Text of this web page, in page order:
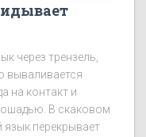
через трензель,
вываливается
на контакт и
В скаковом
язык перекрывает